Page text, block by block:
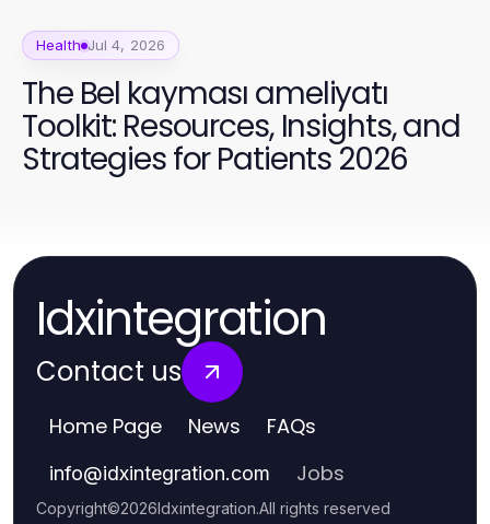
Health Jul 4, 2026
The Bel kayması ameliyatı
Toolkit: Resources, Insights, and
Strategies for Patients 2026
Idxintegration
Contact us
Home Page News FAQs
info@idxintegration.com Jobs
Copyright©2026Idxintegration.All rights reserved